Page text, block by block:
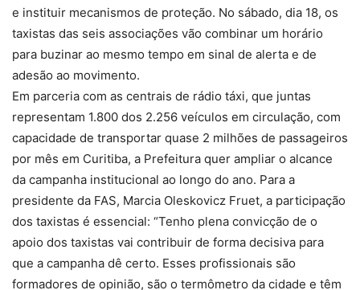
e instituir mecanismos de proteção. No sábado, dia 18, os
taxistas das seis associações vão combinar um horário
para buzinar ao mesmo tempo em sinal de alerta e de
adesão ao movimento.
Em parceria com as centrais de rádio táxi, que juntas
representam 1.800 dos 2.256 veículos em circulação, com
capacidade de transportar quase 2 milhões de passageiros
por mês em Curitiba, a Prefeitura quer ampliar o alcance
da campanha institucional ao longo do ano. Para a
presidente da FAS, Marcia Oleskovicz Fruet, a participação
dos taxistas é essencial: “Tenho plena convicção de o
apoio dos taxistas vai contribuir de forma decisiva para
que a campanha dê certo. Esses profissionais são
formadores de opinião, são o termômetro da cidade e têm